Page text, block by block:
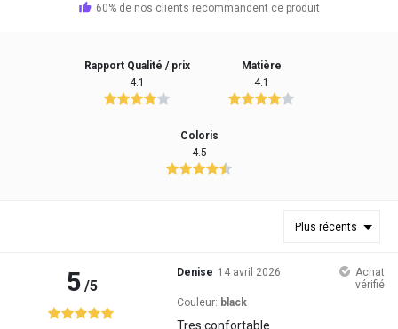
60% de nos clients recommandent ce produit
Rapport Qualité / prix
4.1
Matière
4.1
Coloris
4.5
Plus récents
5/5
Denise 14 avril 2026
Achat
vérifié
Couleur: black
Tres confortable